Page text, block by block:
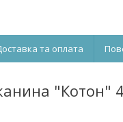
та оплата